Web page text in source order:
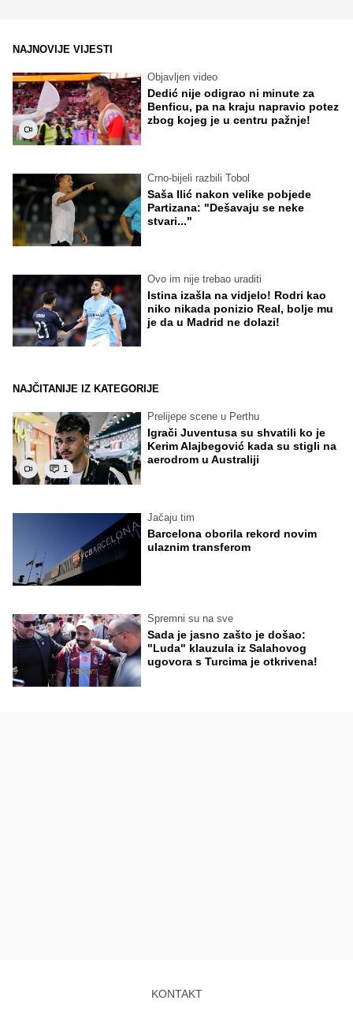
NAJNOVIJE VIJESTI
Objavljen video
Dedić nije odigrao ni minute za
Benficu, pa na kraju napravio potez
zbog kojeg je u centru pažnje!
Crno-bijeli razbili Tobol
Saša Ilić nakon velike pobjede
Partizana: "Dešavaju se neke
stvari..."
Ovo im nije trebao uraditi
Istina izašla na vidjelo! Rodri kao
niko nikada ponizio Real, bolje mu
je da u Madrid ne dolazi!
NAJČITANIJE IZ KATEGORIJE
1
Prelijepe scene u Perthu
Igrači Juventusa su shvatili ko je
Kerim Alajbegović kada su stigli na
aerodrom u Australiji
Jačaju tim
Barcelona oborila rekord novim
ulaznim transferom
Spremni su na sve
Sada je jasno zašto je došao:
"Luda" klauzula iz Salahovog
ugovora s Turcima je otkrivena!
KONTAKT